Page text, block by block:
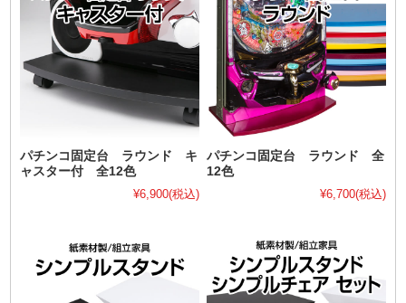
パチンコ固定台 ラウンド キ
ャスター付 全12色
¥6,900(税込)
パチンコ固定台 ラウンド 全
12色
¥6,700(税込)